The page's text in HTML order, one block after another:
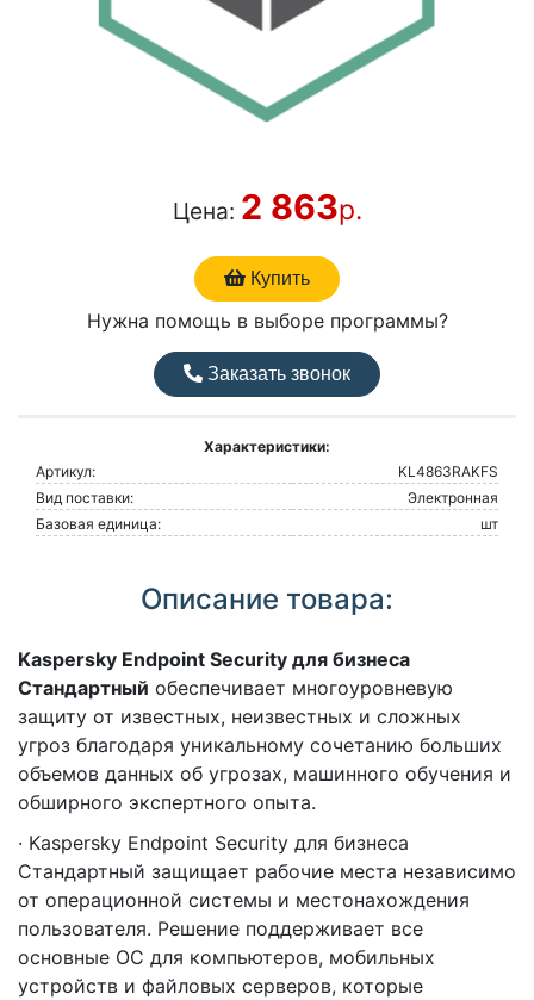
Цена: 2 863р.
Купить
Нужна помощь в выборе программы?
Заказать звонок
Характеристики:
Артикул:
KL4863RAKFS
Вид поставки:
Электронная
Базовая единица:
шт
Описание товара:
Kaspersky Endpoint Security для бизнеса
Стандартный обеспечивает многоуровневую
защиту от известных, неизвестных и сложных
угроз благодаря уникальному сочетанию больших
объемов данных об угрозах, машинного обучения и
обширного экспертного опыта.
· Kaspersky Endpoint Security для бизнеса
Стандартный защищает рабочие места независимо
от операционной системы и местонахождения
пользователя. Решение поддерживает все
основные ОС для компьютеров, мобильных
устройств и файловых серверов, которые